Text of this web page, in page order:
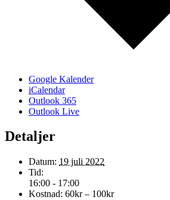
Google Kalender
iCalendar
Outlook 365
Outlook Live
Detaljer
Datum: 19 juli 2022
Tid:
16:00 - 17:00
Kostnad: 60kr – 100kr